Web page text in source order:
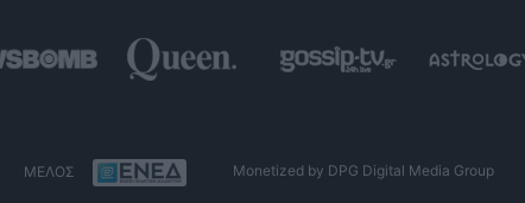
ΜΕΛΟΣ Monetized by DPG Digital Media Group